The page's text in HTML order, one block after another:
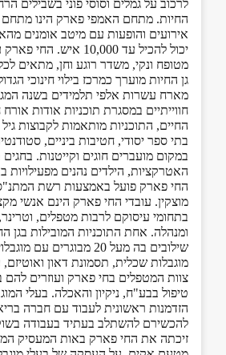
לרכוב על גמלים וסוסי פוני בשבילים
החיות. מתחם האמפי פארק הינו מתחם
אירועים והופעות עם מיטב אומנים
יכול להכיל עד 10,000
מטופח ונקי, משדר רוגע וחן, מתאים
גן החיות מוערך כמרכז בילוי חינוכי
מארח עשרות אלפי תלמידים בשנה
חווייתיים במסגרת תוכניות אודות
החיים, התוכניות מותאמות לקבוצות גיל
בתי ספר יסודי, חטיבות ביניים,
במקום מועברים חוגים וקייטנות. בחגים
האטרקציות, הילדים נהנים מפעילויות
החי פארק פועל באמצעות רשת
מוצקין. עובדי החי פארק הינם אנשי
בתחומי עיסוקם לרבות מטפלים, וטרינר,
ומנהלה. אחת התוכניות המובילות בגן
שילובים בה מעל 20 מבוגרים
מוגבלות שכלית, תסמונת דאון
צוות המטפלים בחי פארק ועוזרים להם
טיפול בבע"ח, ניקיון והאכלה. בעלי
הזדמנות ראשונית לעבוד עם חברה
להכשירם להשתלב בעתיד בעבודה